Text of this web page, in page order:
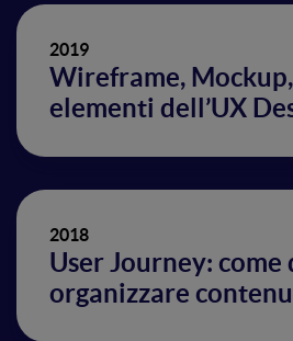
2019
Wireframe,
elementi dell’UX
2018
User Journey: come
organizzare